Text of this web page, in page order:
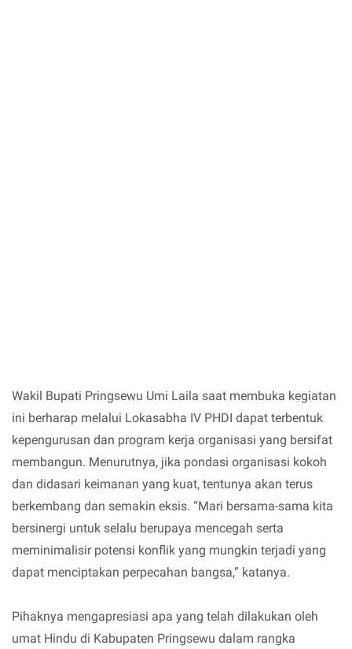
Wakil Bupati Pringsewu Umi Laila saat membuka kegiatan
ini berharap melalui Lokasabha IV PHDI dapat terbentuk
kepengurusan dan program kerja organisasi yang bersifat
membangun. Menurutnya, jika pondasi organisasi kokoh
dan didasari keimanan yang kuat, tentunya akan terus
berkembang dan semakin eksis. “Mari bersama-sama kita
bersinergi untuk selalu berupaya mencegah serta
meminimalisir potensi konflik yang mungkin terjadi yang
dapat menciptakan perpecahan bangsa,” katanya.
Pihaknya mengapresiasi apa yang telah dilakukan oleh
umat Hindu di Kabupaten Pringsewu dalam rangka